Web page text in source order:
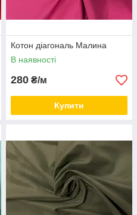
Котон діагональ Малина
В наявності
280 ₴/м
Купити